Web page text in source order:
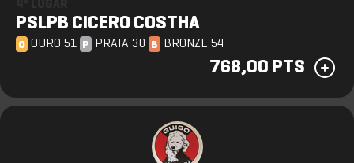
PSLPB CICERO COSTHA
O OURO 51 P PRATA 30 B BRONZE 54
768,00 PTS